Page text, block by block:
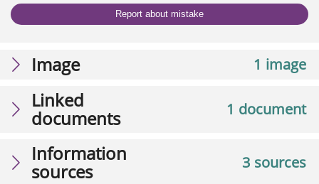
Report about mistake
1 image
Image
1 document
Linked
documents
3 sources
Information
sources